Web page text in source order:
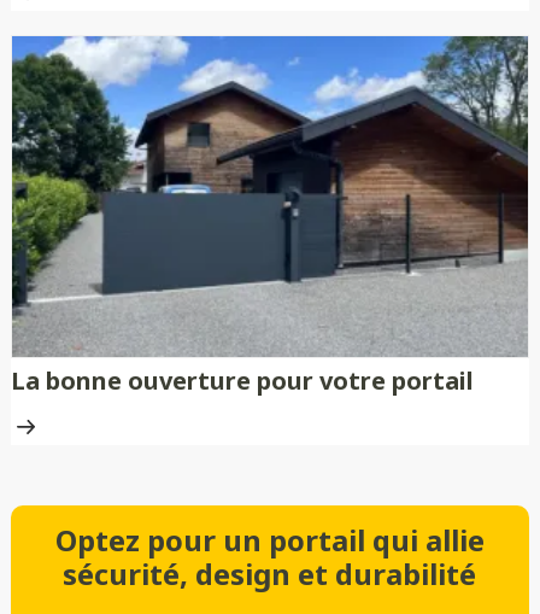
La bonne ouverture pour votre portail
Optez pour un portail qui allie
sécurité, design et durabilité